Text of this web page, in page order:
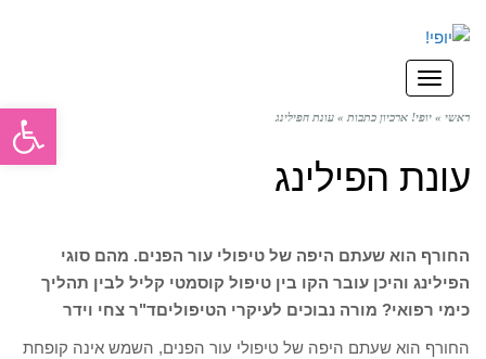
תפריט
ראשי » יופי! ארכיון כתבות » עונת הפילינג
עונת הפילינג
החורף הוא שעתם היפה של טיפולי עור הפנים. מהם סוגי
הפילינג והיכן עובר הקו בין טיפול קוסמטי קליל לבין תהליך
כימי רפואי? מורה נבוכים לעיקרי הטיפוליםד"ר צחי וידר
החורף הוא שעתם היפה של טיפולי עור הפנים, השמש אינה קופחת
פתח